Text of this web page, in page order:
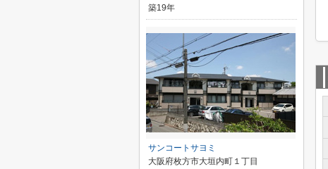
築19年
サンコートサヨミ
大阪府枚方市大垣内町１丁目